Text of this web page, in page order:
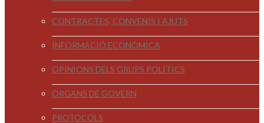
CONTRACTES, CONVENIS I AJUTS
INFORMACIÓ ECONÒMICA
OPINIONS DELS GRUPS POLÍTICS
ÒRGANS DE GOVERN
PROTOCOLS